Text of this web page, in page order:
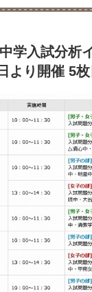
学入試分析
より開催 5